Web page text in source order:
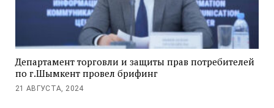
Департамент торговли и защиты прав потребителей
по г.Шымкент провел брифинг
21 АВГУСТА, 2024